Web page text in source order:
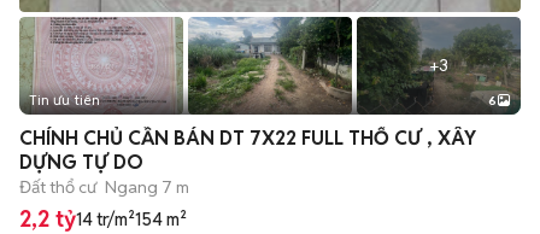
+3
Tin ưu tiên 6
CHÍNH CHỦ CẦN BÁN DT 7X22 FULL THỔ CƯ , XÂY
DỰNG TỰ DO
Đất thổ cư Ngang 7 m
2,2 tỷ14 tr/m²154 m²